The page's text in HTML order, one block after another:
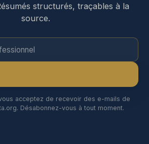
structurés, traçables à la
source.
acceptez de recevoir des e-mails de
Désabonnez-vous à tout moment.